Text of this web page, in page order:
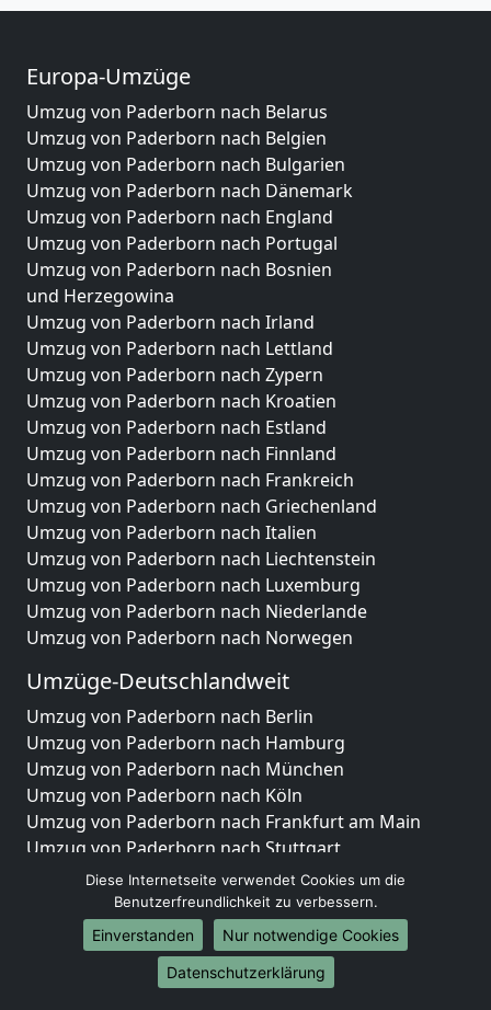
Europa-Umzüge
Umzug von Paderborn nach Belarus
Umzug von Paderborn nach Belgien
Umzug von Paderborn nach Bulgarien
Umzug von Paderborn nach Dänemark
Umzug von Paderborn nach England
Umzug von Paderborn nach Portugal
Umzug von Paderborn nach Bosnien
und Herzegowina
Umzug von Paderborn nach Irland
Umzug von Paderborn nach Lettland
Umzug von Paderborn nach Zypern
Umzug von Paderborn nach Kroatien
Umzug von Paderborn nach Estland
Umzug von Paderborn nach Finnland
Umzug von Paderborn nach Frankreich
Umzug von Paderborn nach Griechenland
Umzug von Paderborn nach Italien
Umzug von Paderborn nach Liechtenstein
Umzug von Paderborn nach Luxemburg
Umzug von Paderborn nach Niederlande
Umzug von Paderborn nach Norwegen
Umzüge-Deutschlandweit
Umzug von Paderborn nach Berlin
Umzug von Paderborn nach Hamburg
Umzug von Paderborn nach München
Umzug von Paderborn nach Köln
Umzug von Paderborn nach Frankfurt am Main
Umzug von Paderborn nach Stuttgart
Umzug von Paderborn nach Düsseldorf
Umzug von Paderborn nach Leipzig
Umzug von Paderborn nach Dortmund
Umzug von Paderborn nach Essen
Umzug von Paderborn nach Bremen
Diese Internetseite verwendet Cookies um die
Benutzerfreundlichkeit zu verbessern.
Einverstanden
Nur notwendige Cookies
Datenschutzerklärung